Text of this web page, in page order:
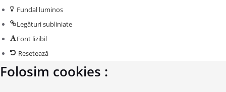
Fundal luminos
Legături subliniate
Font lizibil
Resetează
Folosim cookies :